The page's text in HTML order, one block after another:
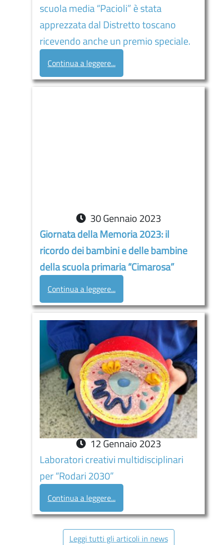
scuola media “Pacioli” è stata
apprezzata dal Distretto toscano
ricevendo anche un premio speciale.
Continua a leggere...
30Gennaio 2023
Giornata della Memoria 2023: il
ricordo dei bambini e delle bambine
della scuola primaria “Cimarosa”
Continua a leggere...
12 Gennaio 2023
Laboratori creativi multidisciplinari
per “Rodari 2030”
Continua a leggere...
Leggi tutti gli articoli in news